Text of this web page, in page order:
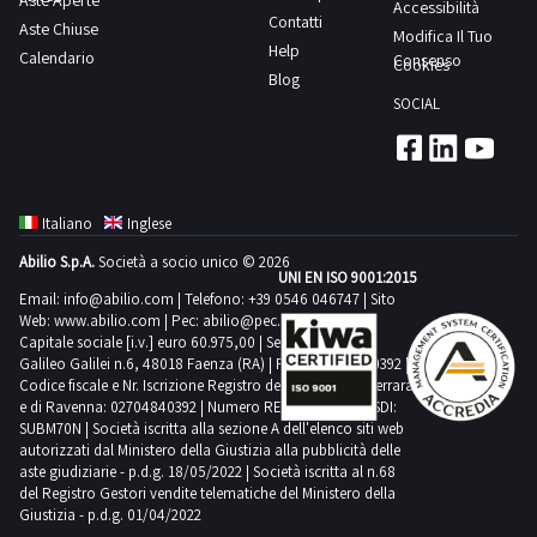
successive
all’aggiudicazione
svolte
presso
l’agenzia
di
pratiche
auto
Effe
di
giorni
Le
pratiche
auto
successive
all’aggiudicazione
saranno
svolte
presso
l’agenzia
di
minimo
H200
l
Scarica
i
documenti
dalla
sezione
documentazione
lotto
cessione
per
periodo
non
inferiore
ad
un
anno,
ovvero
distrutti.NOTE
bene,
consapevole
che
il
bene
stesso
non
possa
essere
messo
precisa
che
onere
del
soggetto
aggiudicatario
provvedere
a
completare
il
per
lo
svolgimento
delle
attività
di
ritiro
dal
giorno
concordato:
PER
massima
prevista
per
lo
svolgimento
delle
attività
di
tempistica
massima
prevista
per
lo
svolgimento
delle
attività
di
ritiro
lo
svolgimento
attività
di
ritiro
dal
giorno
concordato:
3
giorni-
commercializzare
pezzi
di
ricambio.Beni
venduti
a
corpo
e
non
a
misura.
Aste Chiuse
Calendario
Contatti
Help
Blog
Accessibilità
Modifica Il Tuo
Consenso
Cookies
SOCIAL
Italiano
Inglese
Abilio S.p.A.Società a socio unico © 2026
Email: info@abilio.com | Telefono: +39 0546 046747 | Sito
Web: www.abilio.com | Pec: abilio@pec.illimity.com
Capitale sociale [i.v.] euro 60.975,00 | Sede legale in Via
Galileo Galilei n.6, 48018 Faenza (RA) | P.IVA: 02704840392 |
Codice fiscale e Nr. Iscrizione Registro delle Imprese di Ferrara
e di Ravenna: 02704840392 | Numero REA RA 224830 | SDI:
SUBM70N | Società iscritta alla sezione A dell'elenco siti web
autorizzati dal Ministero della Giustizia alla pubblicità delle
aste giudiziarie - p.d.g. 18/05/2022 | Società iscritta al n.68
del Registro Gestori vendite telematiche del Ministero della
Giustizia - p.d.g. 01/04/2022
UNI EN ISO 9001:2015